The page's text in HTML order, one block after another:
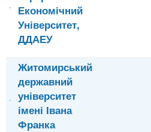
Економічний
Університет,
ДДАЕУ
Житомирський
державний
університет
імені Івана
Франка